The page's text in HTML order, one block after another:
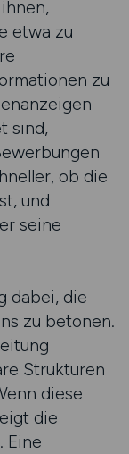
etwa zu
zu
sind,
ob die
und
seine
dabei, die
zu betonen.
Strukturen
diese
die
Eine